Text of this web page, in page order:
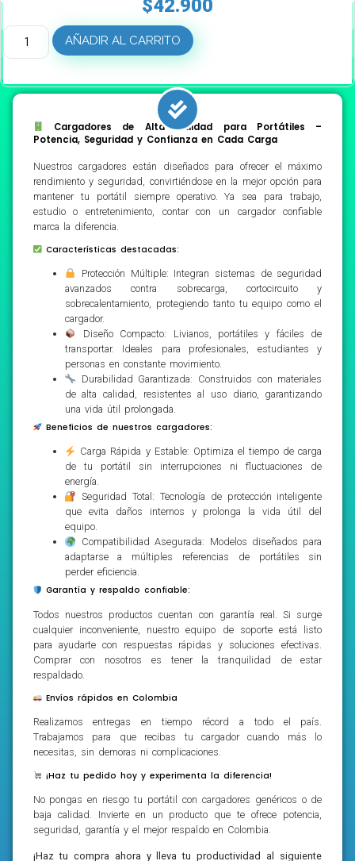
$42.900
AÑADIR AL CARRITO
Cargadores de Alta Calidad para Portátiles –
Potencia, Seguridad y Confianza en Cada Carga
Nuestros cargadores están diseñados para ofrecer el máximo
rendimiento y seguridad, convirtiéndose en la mejor opción para
mantener tu portátil siempre operativo. Ya sea para trabajo,
estudio o entretenimiento, contar con un cargador confiable
marca la diferencia.
Características destacadas:
Protección Múltiple: Integran sistemas de seguridad
avanzados contra sobrecarga, cortocircuito y
sobrecalentamiento, protegiendo tanto tu equipo como el
cargador.
Diseño Compacto: Livianos, portátiles y fáciles de
transportar. Ideales para profesionales, estudiantes y
personas en constante movimiento.
Durabilidad Garantizada: Construidos con materiales
de alta calidad, resistentes al uso diario, garantizando
una vida útil prolongada.
Beneficios de nuestros cargadores:
Carga Rápida y Estable: Optimiza el tiempo de carga
de tu portátil sin interrupciones ni fluctuaciones de
energía.
Seguridad Total: Tecnología de protección inteligente
que evita daños internos y prolonga la vida útil del
equipo.
Compatibilidad Asegurada: Modelos diseñados para
adaptarse a múltiples referencias de portátiles sin
perder eficiencia.
Garantía y respaldo confiable:
Todos nuestros productos cuentan con garantía real. Si surge
cualquier inconveniente, nuestro equipo de soporte está listo
para ayudarte con respuestas rápidas y soluciones efectivas.
Comprar con nosotros es tener la tranquilidad de estar
respaldado.
Envíos rápidos en Colombia
Realizamos entregas en tiempo récord a todo el país.
Trabajamos para que recibas tu cargador cuando más lo
necesitas, sin demoras ni complicaciones.
¡Haz tu pedido hoy y experimenta la diferencia!
No pongas en riesgo tu portátil con cargadores genéricos o de
baja calidad. Invierte en un producto que te ofrece potencia,
seguridad, garantía y el mejor respaldo en Colombia.
¡Haz tu compra ahora y lleva tu productividad al siguiente